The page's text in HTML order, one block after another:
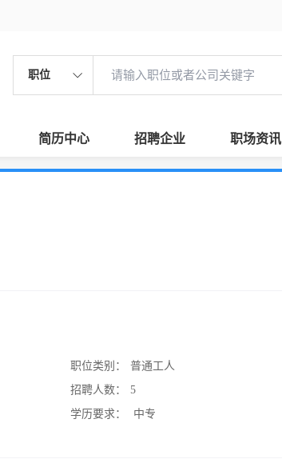
职位
简历中心 招聘企业 职场资讯
职位类别：
普通工人
招聘人数：
5
学历要求：
中专